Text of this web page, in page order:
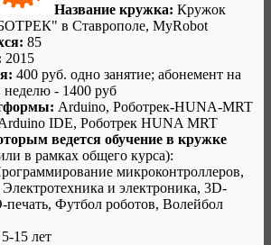
Название кружка: Кружок
в Ставрополе, MyRobot
85
2015
400 руб. одно занятие; абонемент на
неделю - 1400 руб
Arduino, Роботрек-HUNA-MRT
IDE, Роботрек HUNA MRT
ведется обучение в кружке
в рамках общего курса):
микроконтроллеров,
и электроника, 3D-
печать, Футбол роботов, Волейбол
5-15 лет